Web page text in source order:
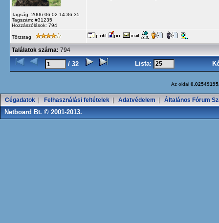
Tagság: 2006-06-02 14:36:35
Tagszám: #31235
Hozzászólások: 794
Törzstag
Találatok száma: 794
/ 32 Lista:
Az oldal
Cégadatok Felhasználási feltételek Adatvédelem Általános Fórum
Netboard Bt. © 2001-2013.